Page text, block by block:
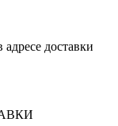
доставки